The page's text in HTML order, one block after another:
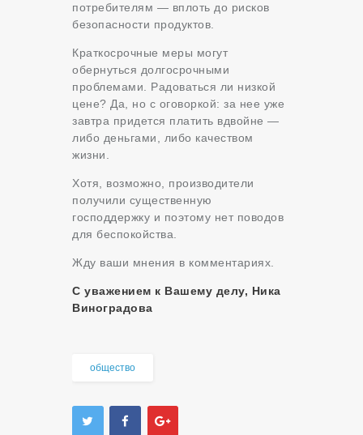
потребителям — вплоть до рисков
безопасности продуктов.
Краткосрочные меры могут
обернуться долгосрочными
проблемами. Радоваться ли низкой
цене? Да, но с оговоркой: за нее уже
завтра придется платить вдвойне —
либо деньгами, либо качеством
жизни.
Хотя, возможно, производители
получили существенную
господдержку и поэтому нет поводов
для беспокойства.
Жду ваши мнения в комментариях.
С уважением к Вашему делу, Ника
Виноградова
общество